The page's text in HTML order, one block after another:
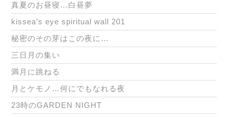
真夏のお昼寝…白昼夢
kissea’s eye spiritual wall 201
秘密のその芽はこの夜に…
三日月の集い
満月に跳ねる
月とケモノ…何にでもなれる夜
23時のGARDEN NIGHT